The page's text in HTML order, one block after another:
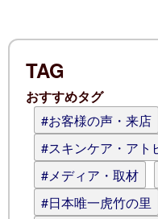
コメント (ス
TAG
おすすめタグ
#お客様の声・来店
#スキンケア・アト
#メディア・取材
#日本唯一虎竹の里